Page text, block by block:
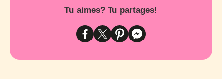
Tu aimes? Tu partages!